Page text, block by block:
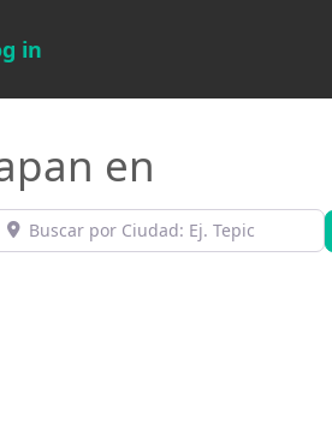
in
en
Buscar por Ciudad: Ej. Tepic